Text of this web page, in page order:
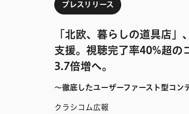
プレスリリース
「北欧、暮らしの道具店
支援。視聴完了率40%超の
3.7倍増へ。
〜徹底したユーザーファースト型コ
クラシコム広報